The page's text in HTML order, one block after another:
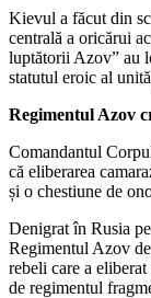
Kievul a făcut din
centrală a oricărui
luptătorii Azov” au
statutul eroic al
Regimentul Azov
Comandantul
că eliberarea
și o chestiune de
Denigrat în Rusia
Regimentul Azov
rebeli care a
de regimentul